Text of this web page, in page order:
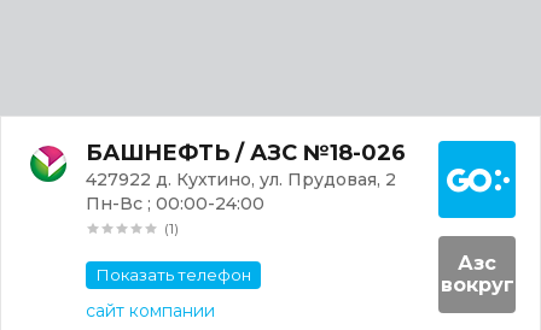
БАШНЕФТЬ / АЗС №18-026
427922 д. Кухтино, ул. Прудовая, 2
Пн-Вс ; 00:00-24:00
(1)
Показать телефон
сайт компании
Азс
вокруг